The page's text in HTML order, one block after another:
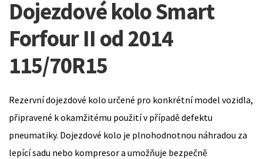
Dojezdové kolo Smart
Forfour II od 2014
115/70R15
Rezervní dojezdové kolo určené pro konkrétní model vozidla,
připravené k okamžitému použití v případě defektu
pneumatiky. Dojezdové kolo je plnohodnotnou náhradou za
lepící sadu nebo kompresor a umožňuje bezpečně